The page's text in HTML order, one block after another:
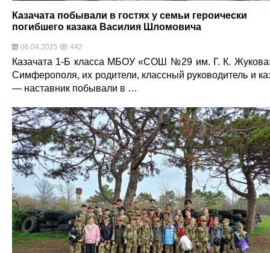
Казачата побывали в гостях у семьи героически
погибшего казака Василия Шломовича
06.04.2025 442
Казачата 1-Б класса МБОУ «СОШ №29 им. Г. К.
Симферополя, их родители, классный руководитель и
— наставник побывали в …